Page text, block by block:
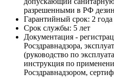
разрешенными в РФ
Гарантийный срок: 2 года
Срок службы: 5 лет
Документация -
Росздравнадзора,
(руководство по
инструкция по
Росздравнадзором,